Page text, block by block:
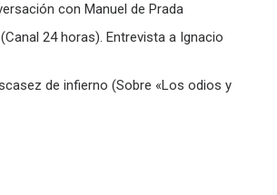
con Manuel de Prada
24 horas). Entrevista a Ignacio
de infierno (Sobre «Los odios y